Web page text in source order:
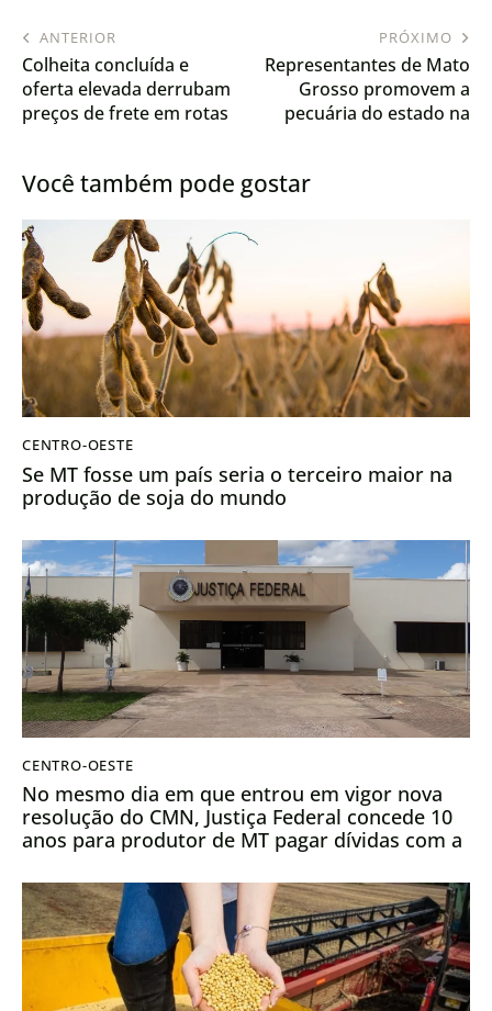
ANTERIOR
Colheita concluída e
oferta elevada derrubam
preços de frete em rotas
PRÓXIMO
Representantes de Mato
Grosso promovem a
pecuária do estado na
Você também pode gostar
CENTRO-OESTE
Se MT fosse um país seria o terceiro maior na
produção de soja do mundo
CENTRO-OESTE
No mesmo dia em que entrou em vigor nova
resolução do CMN, Justiça Federal concede 10
anos para produtor de MT pagar dívidas com a